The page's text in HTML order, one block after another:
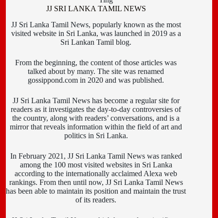
JJ SRI LANKA TAMIL NEWS
JJ Sri Lanka Tamil News, popularly known as the most
visited website in Sri Lanka, was launched in 2019 as a
Sri Lankan Tamil blog.
From the beginning, the content of those articles was
talked about by many. The site was renamed
gossippond.com in 2020 and was published.
JJ Sri Lanka Tamil News has become a regular site for
readers as it investigates the day-to-day controversies of
the country, along with readers’ conversations, and is a
mirror that reveals information within the field of art and
politics in Sri Lanka.
In February 2021, JJ Sri Lanka Tamil News was ranked
among the 100 most visited websites in Sri Lanka
according to the internationally acclaimed Alexa web
rankings. From then until now, JJ Sri Lanka Tamil News
has been able to maintain its position and maintain the trust
of its readers.